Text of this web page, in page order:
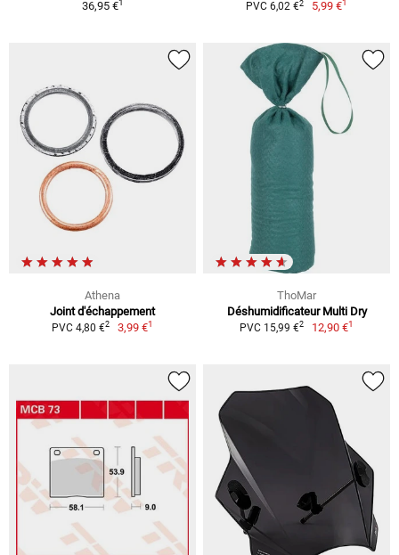
36,95 €1 PVC 6,02 €2 5,99 €1
Athena
Joint d'échappement
PVC 4,80 €2 3,99 €1
ThoMar
Déshumidificateur Multi Dry
PVC 15,99 €2 12,90 €1